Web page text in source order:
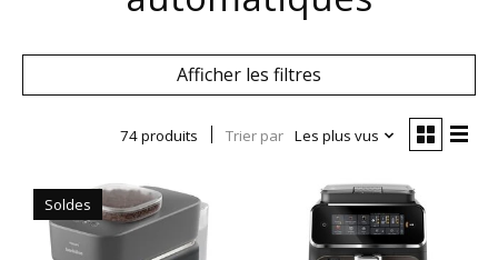
Afficher les filtres
74 produits Trier par Les plus vus
Soldes